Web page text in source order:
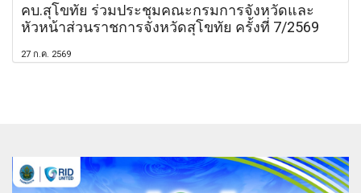
คบ.สุโขทัย ร่วมประชุมคณะกรมการจังหวัดและ
หัวหน้าส่วนราชการจังหวัดสุโขทัย ครั้งที่ 7/2569
27 ก.ค. 2569